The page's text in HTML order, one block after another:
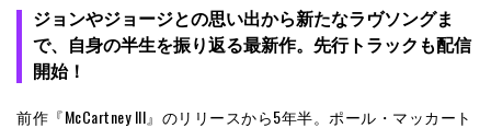
ジョンやジョージとの思い出から新たなラヴソングま
で、自身の半生を振り返る最新作。先行トラックも配信
開始！
前作『McCartney III』のリリースから5年半。ポール・マッカート